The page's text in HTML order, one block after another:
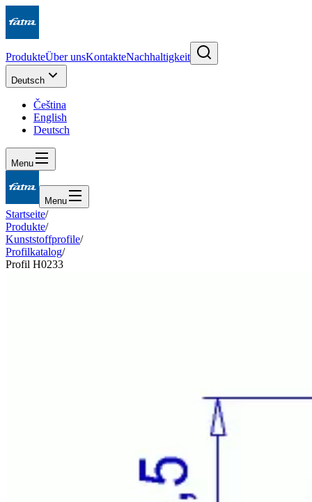
ProdukteÜber unsKontakteNachhaltigkeit
Deutsch
Čeština
English
Deutsch
Menu
Menu
Startseite/
Produkte/
Kunststoffprofile/
Profilkatalog/
Profil H0233